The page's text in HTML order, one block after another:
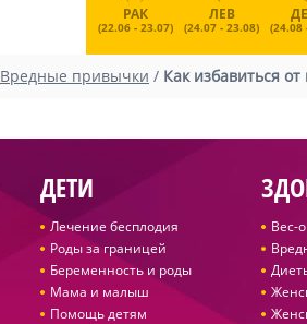
РАК
(22.06 - 23.07)
ЛЕВ
(24.07 - 23.08) (24.08
Вредные привычки / Как избавиться
ДЕТИ
Лечение бесплодия
Роды за границей
Беременность и роды
Мама и малыш
Помощь детям
Вес-